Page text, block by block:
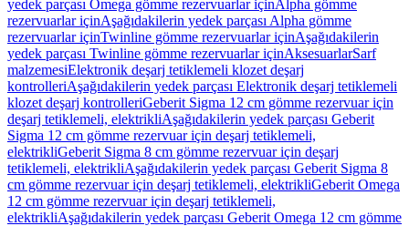
yedek parçası Omega gömme rezervuarlar içinAlpha gömme
rezervuarlar içinAşağıdakilerin yedek parçası Alpha gömme
rezervuarlar içinTwinline gömme rezervuarlar içinAşağıdakilerin
yedek parçası Twinline gömme rezervuarlar içinAksesuarlarSarf
malzemesiElektronik deşarj tetiklemeli klozet deşarj
kontrolleriAşağıdakilerin yedek parçası Elektronik deşarj tetiklemeli
klozet deşarj kontrolleriGeberit Sigma 12 cm gömme rezervuar için
deşarj tetiklemeli, elektrikliAşağıdakilerin yedek parçası Geberit
Sigma 12 cm gömme rezervuar için deşarj tetiklemeli,
elektrikliGeberit Sigma 8 cm gömme rezervuar için deşarj
tetiklemeli, elektrikliAşağıdakilerin yedek parçası Geberit Sigma 8
cm gömme rezervuar için deşarj tetiklemeli, elektrikliGeberit Omega
12 cm gömme rezervuar için deşarj tetiklemeli,
elektrikliAşağıdakilerin yedek parçası Geberit Omega 12 cm gömme